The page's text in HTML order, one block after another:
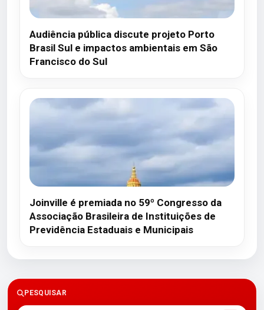
Audiência pública discute projeto Porto
Brasil Sul e impactos ambientais em São
Francisco do Sul
Joinville é premiada no 59º Congresso da
Associação Brasileira de Instituições de
Previdência Estaduais e Municipais
PESQUISAR